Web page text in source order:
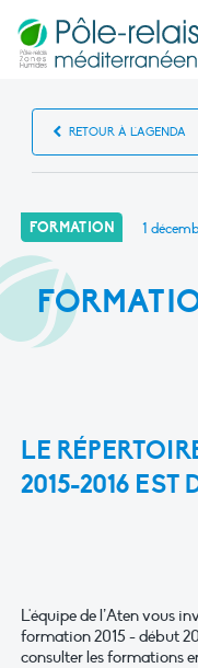
RETOUR À L'AGENDA
FORMATION 1
LE
2015-2016 EST
L'équipe de l’Aten vous
formation 2015 - début
consulter les formations